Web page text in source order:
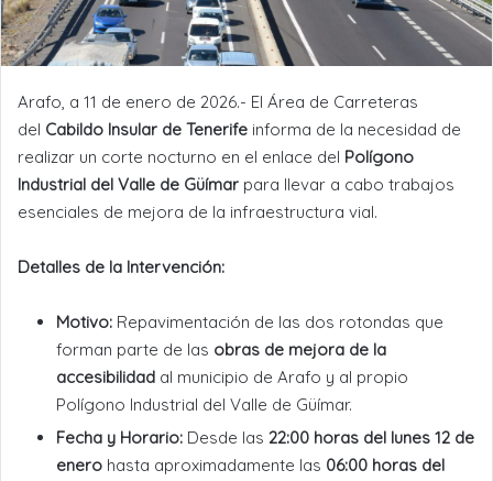
Arafo, a 11 de enero de 2026.- El Área de Carreteras
del Cabildo Insular de Tenerife informa de la necesidad de
realizar un corte nocturno en el enlace del Polígono
Industrial del Valle de Güímar para llevar a cabo trabajos
esenciales de mejora de la infraestructura vial.
Detalles de la Intervención:
Motivo: Repavimentación de las dos rotondas que
forman parte de las obras de mejora de la
accesibilidad al municipio de Arafo y al propio
Polígono Industrial del Valle de Güímar.
Fecha y Horario: Desde las 22:00 horas del lunes 12 de
enero hasta aproximadamente las 06:00 horas del